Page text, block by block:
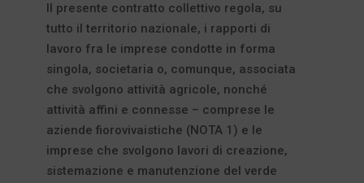
Il presente contratto collettivo regola, su
tutto il territorio nazionale, i rapporti di
lavoro fra le imprese condotte in forma
singola, societaria o, comunque, associata
che svolgono attività agricole, nonché
attività affini e connesse – comprese le
aziende fiorovivaistiche (NOTA 1) e le
imprese che svolgono lavori di creazione,
sistemazione e manutenzione del verde